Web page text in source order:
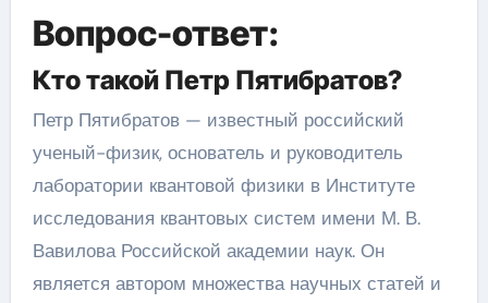
Вопрос-ответ:
Кто такой Петр Пятибратов?
Петр Пятибратов — известный российский
ученый-физик, основатель и руководитель
лаборатории квантовой физики в Институте
исследования квантовых систем имени М. В.
Вавилова Российской академии наук. Он
является автором множества научных статей и